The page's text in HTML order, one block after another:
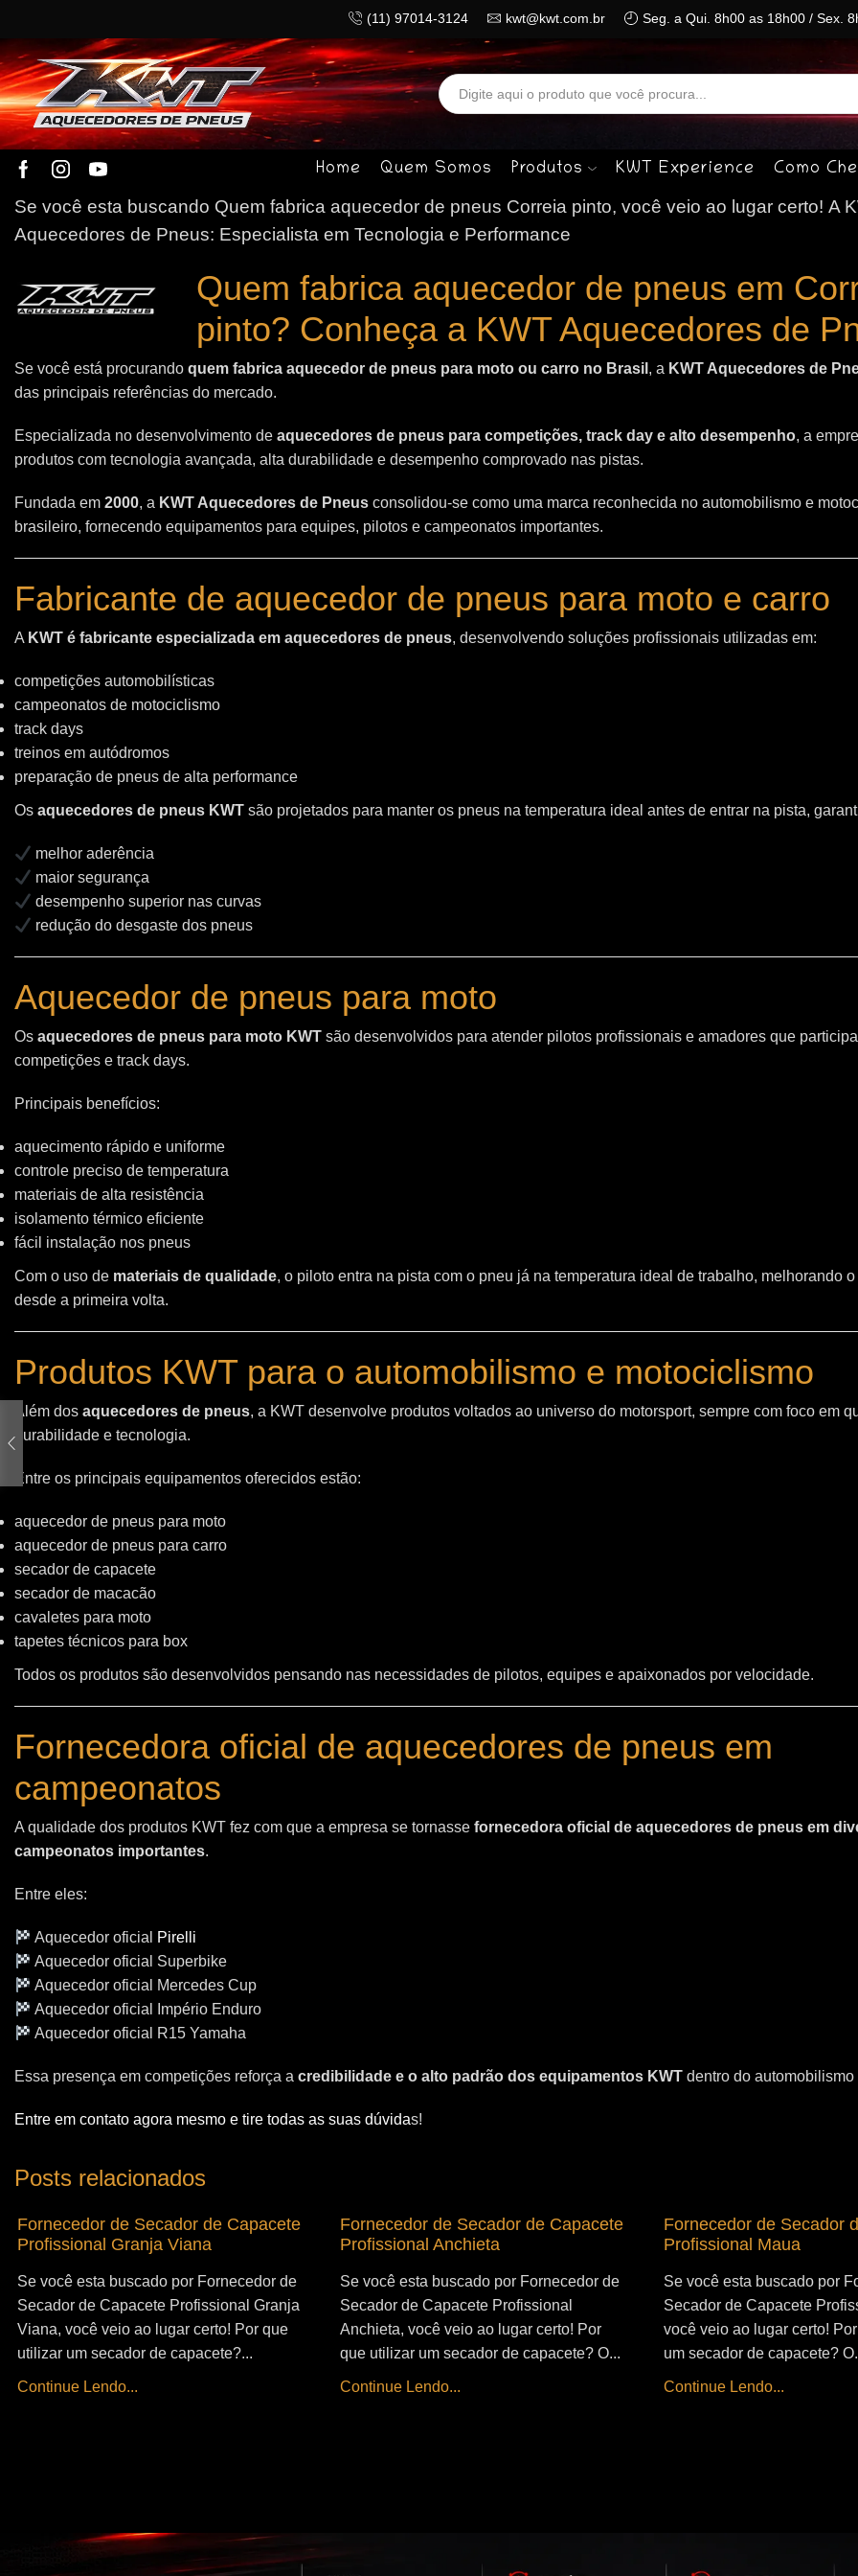
(11) 97014-3124 kwt@kwt.com.br Seg. a Qui. 8h00 as 18h00 / Sex.
Search
input
Home Quem Somos Produtos KWT Experience Como
Se você esta buscando Quem fabrica aquecedor de pneus Correia pinto, você veio ao lugar certo! A
Aquecedores de Pneus: Especialista em Tecnologia e Performance
Quem fabrica aquecedor de pneus em
pinto? Conheça a KWT Aquecedores de
Se você está procurando quem fabrica aquecedor de pneus para moto ou carro no Brasil , a KWT Aquecedores de
das principais referências do mercado.
Especializada no desenvolvimento de aquecedores de pneus para competições, track day e alto desempenho, a
produtos com tecnologia avançada, alta durabilidade e desempenho comprovado nas pistas.
Fundada em 2000, a KWT Aquecedores de Pneus consolidou-se como uma marca reconhecida no automobilismo e
brasileiro, fornecendo equipamentos para equipes, pilotos e campeonatos importantes.
Fabricante de aquecedor de pneus para moto e carro
A KWT é fabricante especializada em aquecedores de pneus, desenvolvendo soluções profissionais utilizadas em:
competições automobilísticas
campeonatos de motociclismo
track days
treinos em autódromos
preparação de pneus de alta performance
Os aquecedores de pneus KWT são projetados para manter os pneus na temperatura ideal antes de entrar na pista,
melhor aderência
maior segurança
desempenho superior nas curvas
redução do desgaste dos pneus
Aquecedor de pneus para moto
Os aquecedores de pneus para moto KWT são desenvolvidos para atender pilotos profissionais e amadores que
competições e track days.
Principais benefícios:
aquecimento rápido e uniforme
controle preciso de temperatura
materiais de alta resistência
isolamento térmico eficiente
fácil instalação nos pneus
Com o uso de materiais de qualidade, o piloto entra na pista com o pneu já na temperatura ideal de trabalho, melhorando
desde a primeira volta.
Produtos KWT para o automobilismo e motociclismo
Além dos aquecedores de pneus, a KWT desenvolve produtos voltados ao universo do motorsport, sempre com foco em
durabilidade e tecnologia.
Entre os principais equipamentos oferecidos estão:
aquecedor de pneus para moto
aquecedor de pneus para carro
secador de capacete
secador de macacão
cavaletes para moto
tapetes técnicos para box
Todos os produtos são desenvolvidos pensando nas necessidades de pilotos, equipes e apaixonados por velocidade.
Fornecedora oficial de aquecedores de pneus em
campeonatos
A qualidade dos produtos KWT fez com que a empresa se tornasse fornecedora oficial de aquecedores de pneus em
campeonatos importantes.
Entre eles:
Aquecedor oficial Pirelli
Aquecedor oficial Superbike
Aquecedor oficial Mercedes Cup
Aquecedor oficial Império Enduro
Aquecedor oficial R15 Yamaha
Essa presença em competições reforça a credibilidade e o alto padrão dos equipamentos KWT dentro do automobilismo
Entre em contato agora mesmo e tire todas as suas dúvidas!
Posts relacionados
Fornecedor de Secador de Capacete
Profissional Granja Viana
Se você esta buscado por Fornecedor de
Secador de Capacete Profissional Granja
Viana, você veio ao lugar certo! Por que
utilizar um secador de capacete?...
Continue Lendo...
Fornecedor de Secador de Capacete
Profissional Anchieta
Se você esta buscado por Fornecedor de
Secador de Capacete Profissional
Anchieta, você veio ao lugar certo! Por
que utilizar um secador de capacete? O...
Continue Lendo...
Fornecedor de Secador
Profissional Maua
Se você esta buscado por
Secador de Capacete
você veio ao lugar certo!
um secador de capacete?
Continue Lendo...